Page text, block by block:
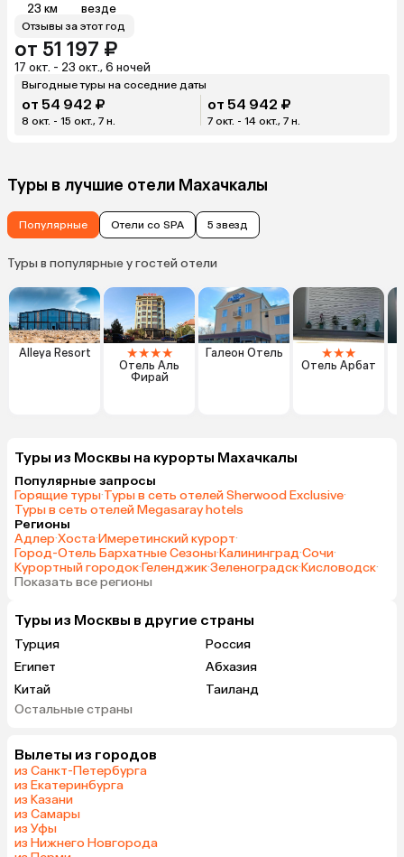
23 км везде
Отзывы за этот год
от 51 197 ₽
17 окт. - 23 окт., 6 ночей
Выгодные туры на соседние даты
от 54 942 ₽
8 окт. - 15 окт., 7 н.
от 54 942 ₽
7 окт. - 14 окт., 7 н.
Туры в лучшие отели Махачкалы
Популярные Отели со SPA 5 звезд
Туры в популярные у гостей отели
Alleya Resort ★★★★
Отель Аль
Фирай
Галеон Отель ★★★
Отель Арбат
Туры из Москвы на курорты Махачкалы
Популярные запросы
Горящие туры·Туры в сеть отелей Sherwood Exclusive·
Туры в сеть отелей Megasaray hotels
Регионы
Адлер·Хоста·Имеретинский курорт·
Город-Отель Бархатные Сезоны·Калининград·Сочи·
Курортный городок·Геленджик·Зеленоградск·Кисловодск·
Показать все регионы
Туры из Москвы в другие страны
Турция
Россия
Египет
Абхазия
Китай
Таиланд
Вьетнам
Грузия
Индонезия
Беларусь
Казахстан
Узбекистан
Остальные страны
Вылеты из городов
из Санкт-Петербурга
из Екатеринбурга
из Казани
из Самары
из Уфы
из Нижнего Новгорода